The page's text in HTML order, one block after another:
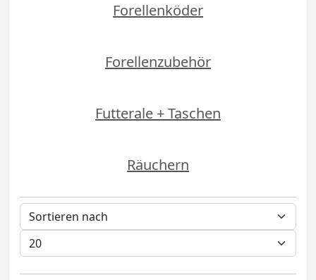
Forellenköder
Forellenzubehör
Futterale + Taschen
Räuchern